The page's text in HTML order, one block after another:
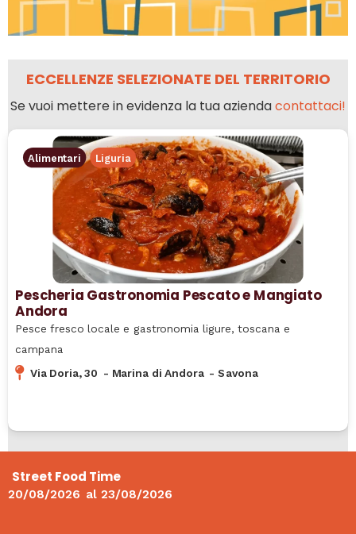
ECCELLENZE SELEZIONATE DEL TERRITORIO
Se vuoi mettere in evidenza la tua aziendacontattaci!
Alimentari Liguria
Pescheria Gastronomia Pescato e Mangiato
Andora
Pesce fresco locale e gastronomia ligure, toscana e
campana
Via Doria, 30 - Marina di Andora - Savona
Street Food Time
20/08/2026 al 23/08/2026